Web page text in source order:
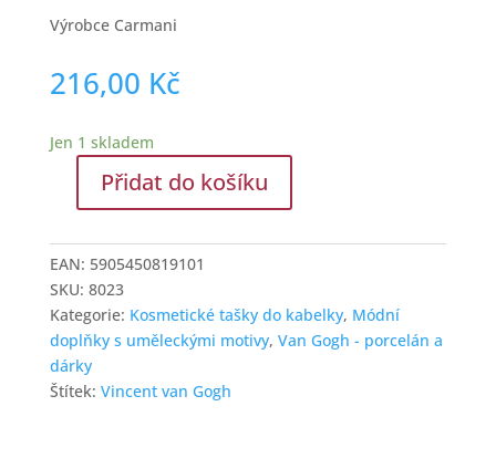
Výrobce Carmani
216,00 Kč
Jen 1 skladem
Kosmetická
na
zip
Gogh
množství
Přidat do košíku
EAN: 5905450819101
SKU: 8023
Kategorie: Kosmetické tašky do kabelky, Módní
doplňky s uměleckými motivy, Van Gogh - porcelán a
dárky
Štítek: Vincent van Gogh